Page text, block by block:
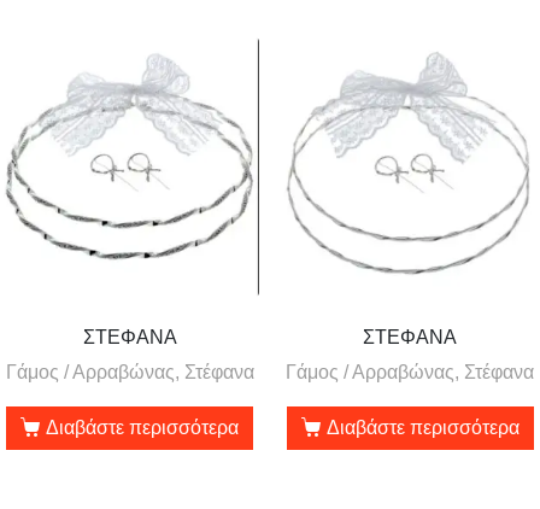
ΣΤΕΦΑΝΑ
Γάμος / Αρραβώνας, Στέφανα
Διαβάστε περισσότερα
ΣΤΕΦΑΝΑ
Γάμος / Αρραβώνας, Στέφανα
Διαβάστε περισσότερα